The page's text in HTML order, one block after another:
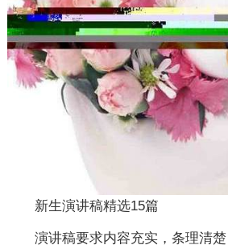
新生演讲稿精选15篇
演讲稿要求内容充实，条理清